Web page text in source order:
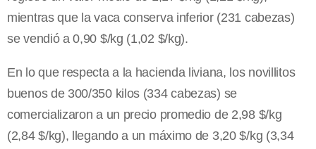
mientras que la vaca conserva inferior (231 cabezas)
se vendió a 0,90 $/kg (1,02 $/kg).
En lo que respecta a la hacienda liviana, los novillitos
buenos de 300/350 kilos (334 cabezas) se
comercializaron a un precio promedio de 2,98 $/kg
(2,84 $/kg), llegando a un máximo de 3,20 $/kg (3,34